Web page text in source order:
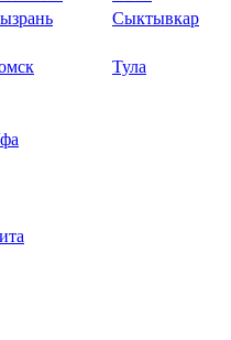
Сыктывкар
Тула